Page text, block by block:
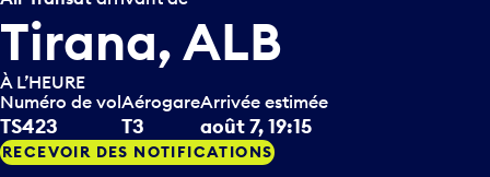
Tirana, ALB
À L’HEURE
Numéro de vol
TS423
Aérogare
T3
Arrivée estimée
août 7, 19:15
RECEVOIR DES NOTIFICATIONS